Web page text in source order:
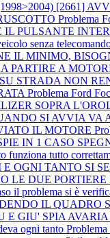
(1998>2004) [2661]
Problema
IL PULSANTE
senza
IL MINIMO,
A
SU STRADA NON
Problema Ford
SOPRA
SI AVVIA
IL MOTORE
IN 1 CASO
tutto
OGNI TANTO SI
LE DUE
si è
IL
SPIA AVARIA
ogni tanto